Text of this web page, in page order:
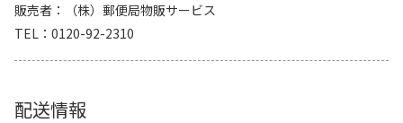
販売者
（株）郵便局物販サービス
TEL
0120-92-2310
配送情報